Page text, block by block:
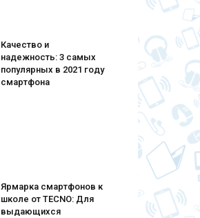
Качество и
надежность: 3 самых
популярных в 2021 году
смартфона
Ярмарка смартфонов к
школе от TECNO: Для
выдающихся